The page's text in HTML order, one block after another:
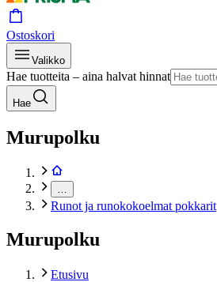
Ostoskori
Valikko
Hae tuotteita – aina halvat hinnat
Hae
Murupolku
Runot ja runokokoelmat pokkarit
Murupolku
Etusivu